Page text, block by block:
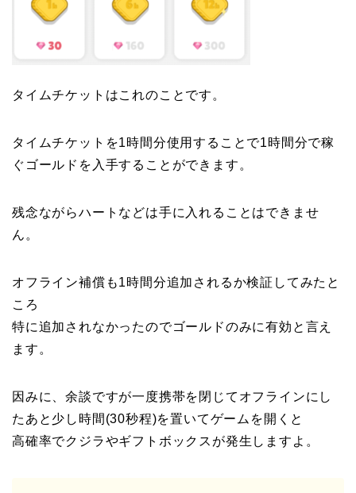
タイムチケットはこれのことです。
タイムチケットを1時間分使用することで1時間分で稼
ぐゴールドを入手することができます。
残念ながらハートなどは手に入れることはできませ
ん。
オフライン補償も1時間分追加されるか検証してみたと
ころ
特に追加されなかったのでゴールドのみに有効と言え
ます。
因みに、余談ですが一度携帯を閉じてオフラインにし
たあと少し時間(30秒程)を置いてゲームを開くと
高確率でクジラやギフトボックスが発生しますよ。